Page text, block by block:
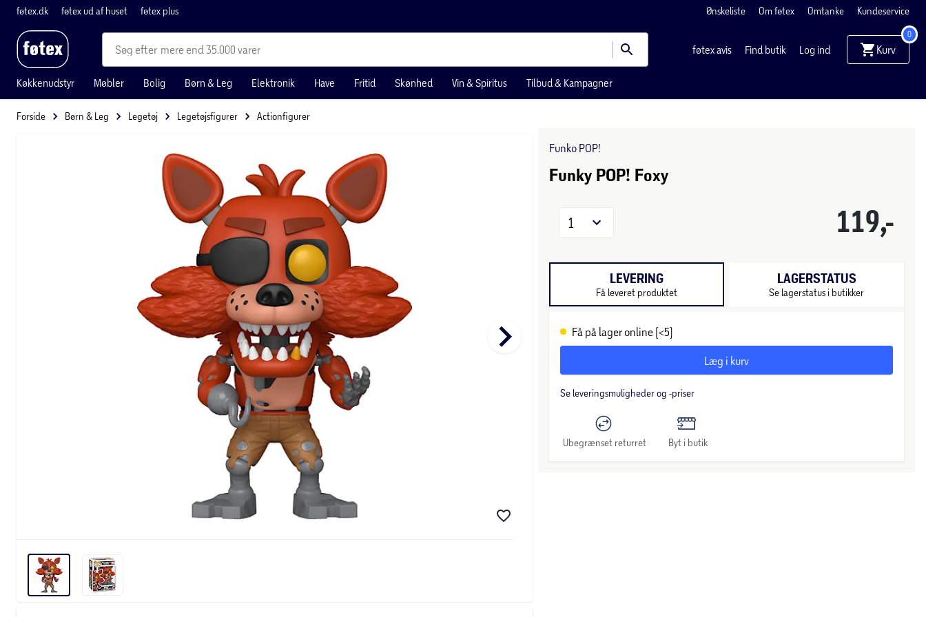
føtex.dk føtex ud af huset føtex plus Ønskeliste Om føtex Omtanke Kundeservice
mere end 35.000 varer føtex avis Find butik Log ind Kurv
0
Køkkenudstyr Møbler Bolig Børn & Leg Elektronik Have Fritid Skønhed Vin & Spiritus Tilbud & Kampagner
Forside Børn & Leg Legetøj Legetøjsfigurer Actionfigurer
keyboard_arrow_right
Funko POP!
Funky POP! Foxy
119,-
1
LEVERING
Få leveret produktet
LAGERSTATUS
Se lagerstatus i butikker
Få på lager online (<5)
Læg i kurv
Se leveringsmuligheder og -priser
Ubegrænset returret Byt i butik